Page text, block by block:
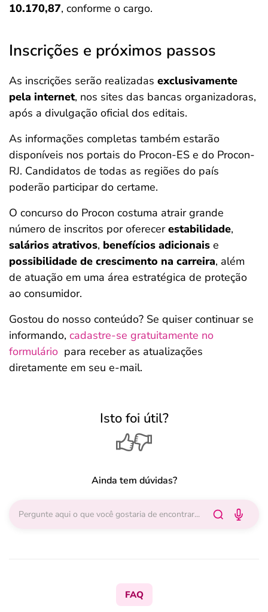
10.170,87, conforme o cargo.
Inscrições e próximos passos
As inscrições serão realizadas exclusivamente
pela internet, nos sites das bancas organizadoras,
após a divulgação oficial dos editais.
As informações completas também estarão
disponíveis nos portais do Procon-ES e do Procon-
RJ. Candidatos de todas as regiões do país
poderão participar do certame.
O concurso do Procon costuma atrair grande
número de inscritos por oferecerestabilidade,
salários atrativos, benefícios adicionais e
possibilidade de crescimento na carreira, além
de atuação em uma área estratégica de proteção
ao consumidor.
Gostou do nosso conteúdo? Se quiser continuar se
informando, cadastre-se gratuitamente no
formulário para receber as atualizações
diretamente em seu e-mail.
Isto foi útil?
Ainda tem dúvidas?
FAQ